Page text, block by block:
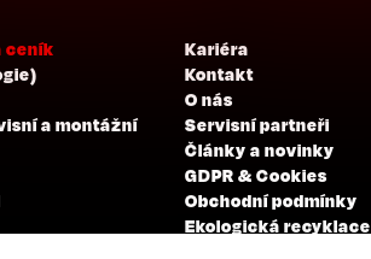
ceník
a montážní
Kariéra
Kontakt
O nás
Servisní partneři
Články a novinky
GDPR & Cookies
Obchodní podmínky
Ekologická recyklace